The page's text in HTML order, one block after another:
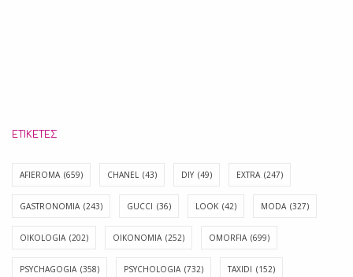
ΕΤΙΚΈΤΕΣ
AFIEROMA (659) CHANEL (43) DIY (49) EXTRA (247)
GASTRONOMIA (243) GUCCI (36) LOOK (42) MODA (327)
OIKOLOGIA (202) OIKONOMIA (252) OMORFIA (699)
PSYCHAGOGIA (358) PSYCHOLOGIA (732) TAXIDI (152)